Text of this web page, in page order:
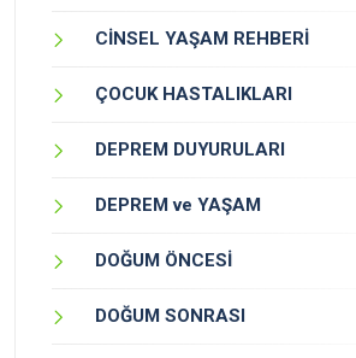
CİNSEL YAŞAM REHBERİ
ÇOCUK HASTALIKLARI
DEPREM DUYURULARI
DEPREM ve YAŞAM
DOĞUM ÖNCESİ
DOĞUM SONRASI